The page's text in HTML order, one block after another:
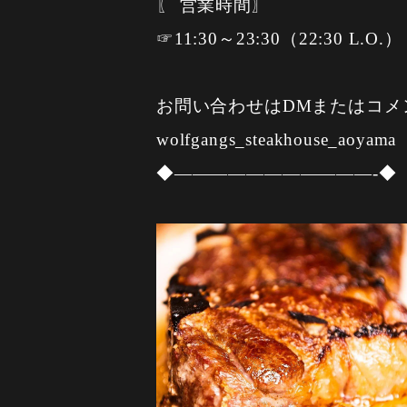
〖 営業時間〗
☞11:30～23:30（22:30 L.O.）
お問い合わせはDMまたはコメ
wolfgangs_steakhouse_aoyama
◆———————————-◆